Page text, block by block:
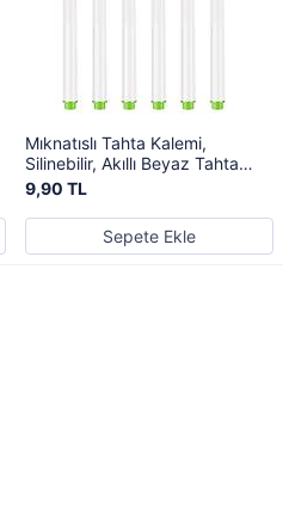
Mıknatıslı Tahta Kalemi,
Silinebilir, Akıllı Beyaz Tahta
Kalemi, Yeşil Renk
9,90 TL
Sepete Ekle